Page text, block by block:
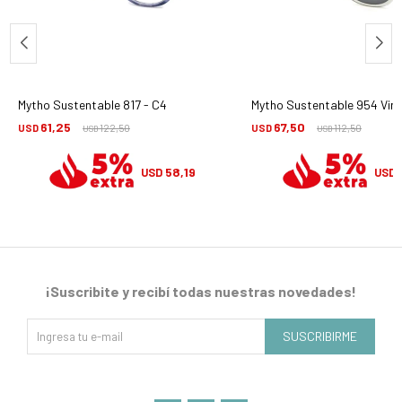
Mytho Sustentable 817 - C4
USD 61,25 USD122,50
USD 58,19
Mytho Sustentable 954
USD 67,50 USD112,50
USD
¡Suscribite y recibí todas nuestras novedades!
SUSCRIBIRME